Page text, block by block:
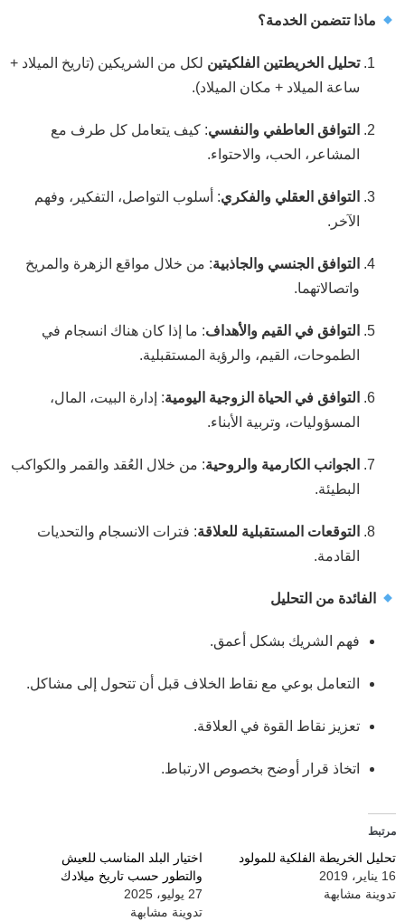
ماذا تتضمن الخدمة؟
تحليل الخريطتين الفلكيتين لكل من الشريكين (تاريخ الميلاد +
ساعة الميلاد + مكان الميلاد).
التوافق العاطفي والنفسي: كيف يتعامل كل طرف مع
المشاعر، الحب، والاحتواء.
التوافق العقلي والفكري: أسلوب التواصل، التفكير، وفهم
الآخر.
التوافق الجنسي والجاذبية: من خلال مواقع الزهرة والمريخ
واتصالاتهما.
التوافق في القيم والأهداف: ما إذا كان هناك انسجام في
الطموحات، القيم، والرؤية المستقبلية.
التوافق في الحياة الزوجية اليومية: إدارة البيت، المال،
المسؤوليات، وتربية الأبناء.
الجوانب الكارمية والروحية: من خلال العُقد والقمر والكواكب
البطيئة.
التوقعات المستقبلية للعلاقة: فترات الانسجام والتحديات
القادمة.
الفائدة من التحليل
فهم الشريك بشكل أعمق.
التعامل بوعي مع نقاط الخلاف قبل أن تتحول إلى مشاكل.
تعزيز نقاط القوة في العلاقة.
اتخاذ قرار أوضح بخصوص الارتباط.
مرتبط
تحليل الخريطة الفلكية للمولود
16 يناير، 2019
تدوينة مشابهة
اختيار البلد المناسب للعيش
والتطور حسب تاريخ ميلادك
27 يوليو، 2025
تدوينة مشابهة